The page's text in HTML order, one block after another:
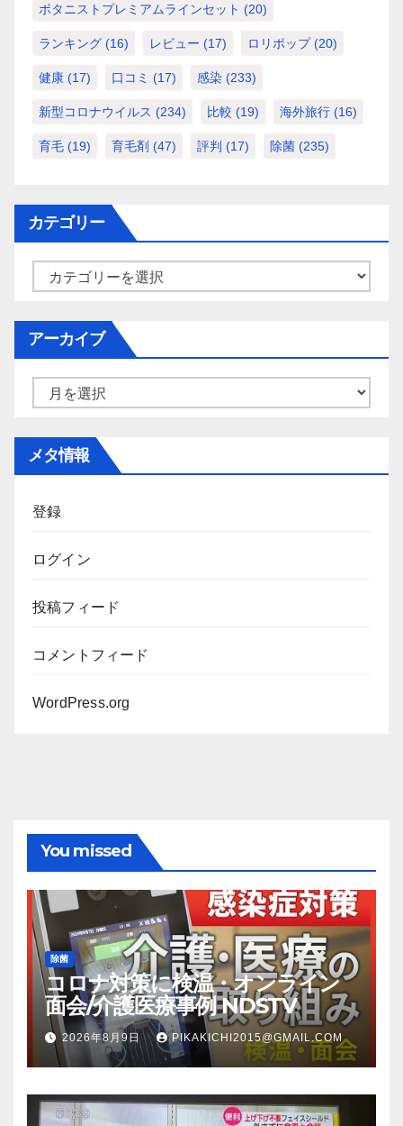
ボタニストプレミアムラインセット (20)
ランキング (16) レビュー (17) ロリポップ(20)
健康 (17) 口コミ (17) 感染 (233)
新型コロナウイルス (234) 比較 (19) 海外旅行 (16)
育毛 (19) 育毛剤 (47) 評判 (17) 除菌 (235)
カテゴリー
ー
アーカイブ
メタ情報
登録
ログイン
投稿フィード
コメントフィード
WordPress.org
You missed
除菌
コロナ対策に検温・オンライン
面会/介護医療事例 NDSTV
2026年8月9日 PIKAKICHI2015@GMAIL.COM